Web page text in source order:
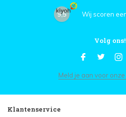
9,5 Wij scoren
Volg ons!
Meld je aan voor
Klantenservice